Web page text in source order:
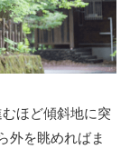
ほど傾斜地に突
外を眺めればま